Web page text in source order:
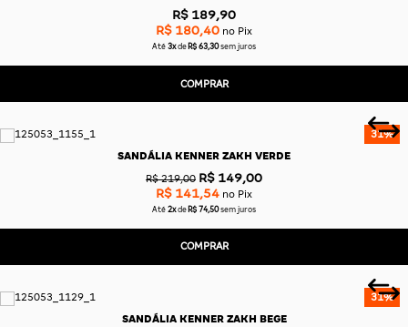
R$ 189,90
R$ 180,40 no Pix
Até 3x de R$ 63,30sem juros
COMPRAR
31%
SANDÁLIA KENNER ZAKH VERDE
R$ 219,00 R$ 149,00
R$ 141,54 no Pix
Até 2x de R$ 74,50sem juros
COMPRAR
31%
SANDÁLIA KENNER ZAKH BEGE